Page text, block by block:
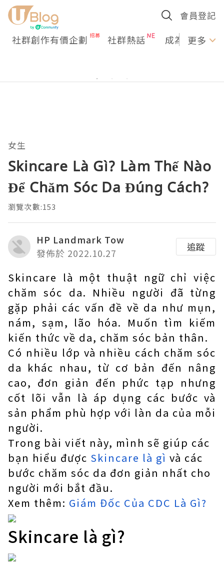
會員登記
社群創作有價企劃 社群熱話 成為U更多
女生
Skincare Là Gì? Làm Thế Nào
Để Chăm Sóc Da Đúng Cách?
瀏覽次數:153
HP Landmark Tow
發佈於 2022.10.27
追蹤
Skincare là một thuật ngữ chỉ việc
chăm sóc da. Nhiều người đã từng
gặp phải các vấn đề về da như mụn,
nám, sạm, lão hóa. Muốn tìm kiếm
kiến ​​thức về da, chăm sóc bản thân.
Có nhiều lớp và nhiều cách chăm sóc
da khác nhau, từ cơ bản đến nâng
cao, đơn giản đến phức tạp nhưng
cốt lõi vẫn là áp dụng các bước và
sản phẩm phù hợp với làn da của mỗi
người.
Trong bài viết này, mình sẽ giúp các
bạn hiểu được Skincare là gì và các
bước chăm sóc da đơn giản nhất cho
người mới bắt đầu.
Xem thêm: Giám Đốc Của CDC Là Gì?
Skincare là gì?